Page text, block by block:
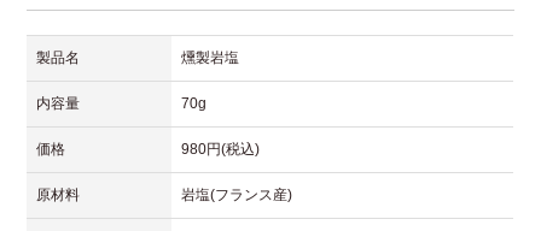
製品名 燻製岩塩
内容量 70g
価格 980円(税込)
原材料 岩塩(フランス産)